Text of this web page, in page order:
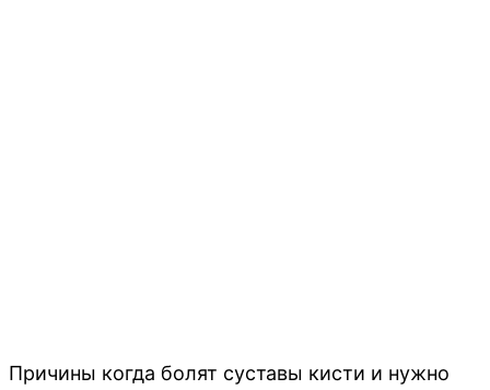
Причины когда болят суставы кисти и нужно